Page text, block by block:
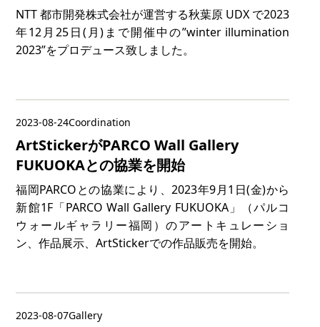
NTT 都市開発株式会社が運営する秋葉原 UDX で2023
年12月25日(月)まで開催中の”winter illumination
2023”をプロデュース致しました。
2023-08-24Coordination
ArtStickerがPARCO Wall Gallery
FUKUOKAとの協業を開始
福岡PARCOとの協業により、2023年9月1日(金)から
新館1F「PARCO Wall Gallery FUKUOKA」（パルコ
ウォールギャラリー福岡）のアートキュレーショ
ン、作品展示、ArtStickerでの作品販売を開始。
2023-08-07Gallery